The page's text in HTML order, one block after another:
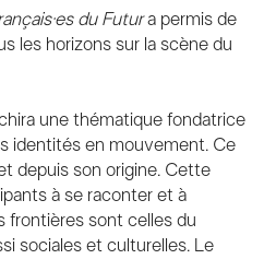
du Futura permis de
les horizons sur la scène du
une thématique fondatrice
identités en mouvement. Ce
depuis son origine. Cette
à se raconter et à
frontières sont celles du
sociales et culturelles. Le